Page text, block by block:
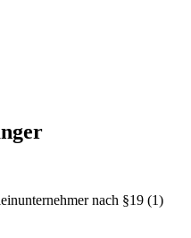
nach §19 (1)